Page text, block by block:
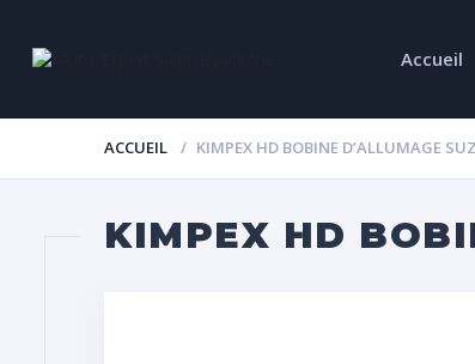
Accueil
ACCUEIL KIMPEX HD BOBINE D’ALLUMAGE
KIMPEX HD